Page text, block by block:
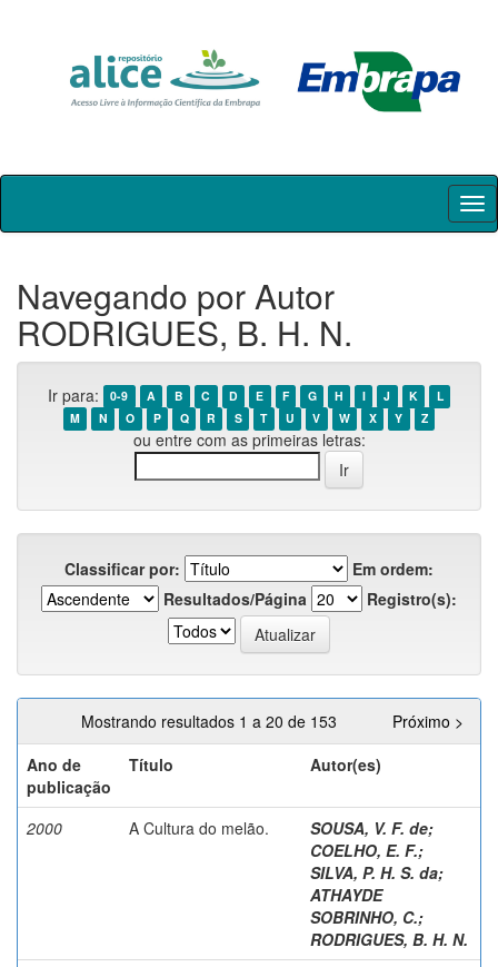
Skip
Navegando por Autor
RODRIGUES, B. H. N.
Ir para: 0-9 A B C D E F G H I J K
L
M
N O P Q R S T U V W X Y Z
ou entre com as primeiras letras:
Classificar por:
Em ordem:
Resultados/Página
Registro(s):
Mostrando resultados 1 a 20 de 153
Próximo >
Ano de
publicação
Título Autor(es)
2000 A Cultura do melão. SOUSA, V. F. de;
COELHO, E. F.;
SILVA, P. H. S. da;
ATHAYDE
SOBRINHO, C.;
RODRIGUES, B. H. N.